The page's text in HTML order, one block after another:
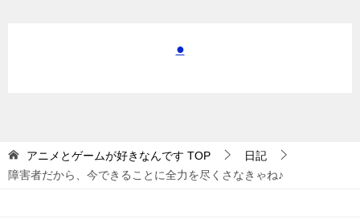
●
アニメとゲームが好きなんです TOP
日記
障害者だから、今できることに全力を尽くさなきゃね♪